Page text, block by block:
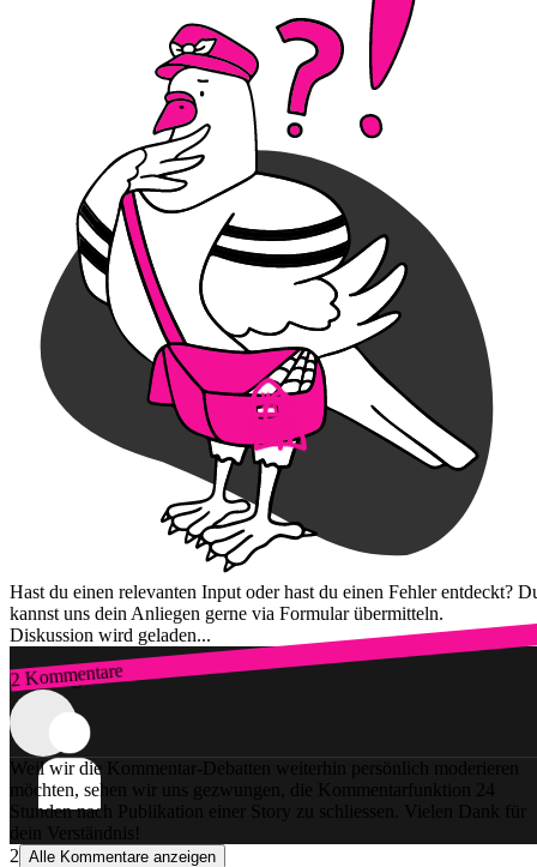
Hast du einen relevanten Input oder hast du einen Fehler entdeckt?
kannst uns dein Anliegen gerne via Formular übermitteln.
Diskussion wird geladen...
2 Kommentare
Zum Login
Weil wir die Kommentar-Debatten weiterhin persönlich moderieren
möchten, sehen wir uns gezwungen, die Kommentarfunktion 24
Stunden nach Publikation einer Story zu schliessen. Vielen Dank für
dein Verständnis!
2 Alle Kommentare anzeigen